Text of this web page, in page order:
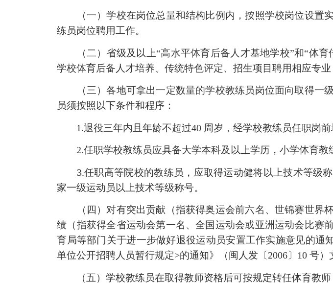
（一）学校在岗位总量和结构比例内，按照学校岗位设置
练员岗位聘用工作。
（二）省级及以上“高水平体育后备人才基地学校”和“体育
学校体育后备人才培养、传统特色评定、招生项目聘用相应专业
（三）各地可拿出一定数量的学校教练员岗位面向取得一
员须按照以下条件和程序：
1.退役三年内且年龄不超过40 周岁，经学校教练员任职岗前
2.任职学校教练员应具备大学本科及以上学历，小学体育教
3.任职高等院校的教练员，应取得运动健将以上技术等级
家一级运动员以上技术等级称号。
（四）对有突出贡献（指获得奥运会前六名、世锦赛世界
绩（指获得全省运动会第一名、全国运动会或亚洲运动会比赛
育局等部门关于进一步做好退役运动员安置工作实施意见的通
单位公开招聘人员暂行规定>的通知》（闽人发〔2006〕10 号）
（五）学校教练员在取得教师资格后可按规定转任体育教师